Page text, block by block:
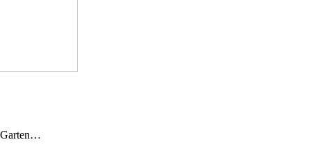
Garten…